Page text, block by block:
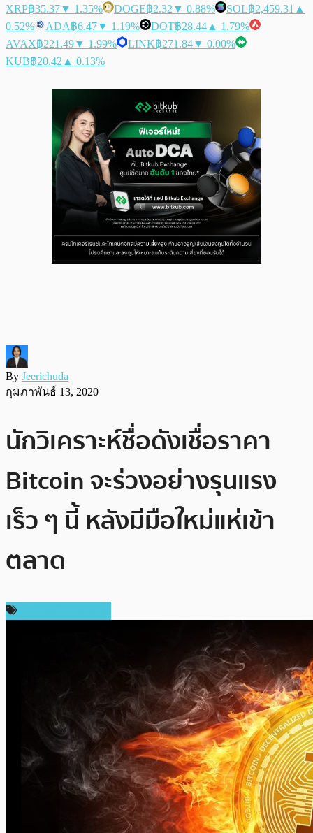
XRP฿35.37▼ 1.35% DOGE฿2.32 ▼ 0.88% SOL฿2,459.31 ▲
0.52%
ADA฿6.47▼ 1.19% DOT฿28.44 ▲ 1.79%
AVAX฿221.49▼ 1.99% LINK฿271.84▼ 0.00%
KUB฿20.42 ▲ 0.13%
By Jeerichuda
กุมภาพันธ์ 13, 2020
นักวิเคราะห์ชื่อดังเชื่อราคา
Bitcoin จะร่วงอย่างรุนแรง
เร็ว ๆ นี้ หลังมีมือใหม่แห่เข้า
ตลาด